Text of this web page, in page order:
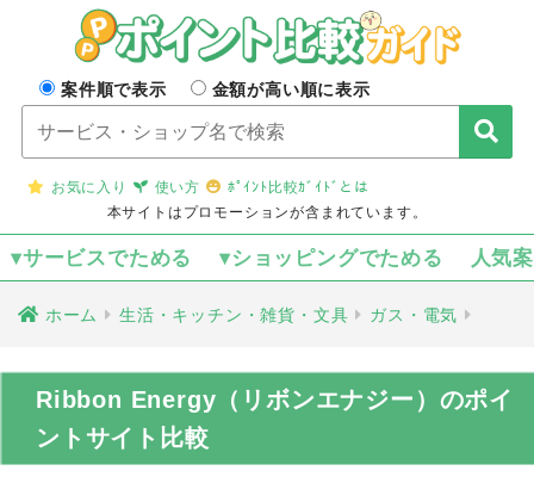
案件順で表示 金額が高い順に表示
お気に入り 使い方
ﾎﾟｲﾝﾄ比較ｶﾞｲﾄﾞとは
本サイトはプロモーションが含まれています。
▾サービスでためる ▾ショッピングでためる 人気
ホーム 生活・キッチン・雑貨・文具 ガス・電気
Ribbon Energy（リボンエナジー）のポイ
ントサイト比較